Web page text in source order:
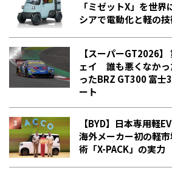
「ミゼットX」を世
シアで電動化と軽の
【スーパーGT2026
ェイ 誰も悪くなかっ
った――BRZ GT300 富
ート
【BYD】日本専用軽
海外メーカー初の軽
術「X-PACK」の実力